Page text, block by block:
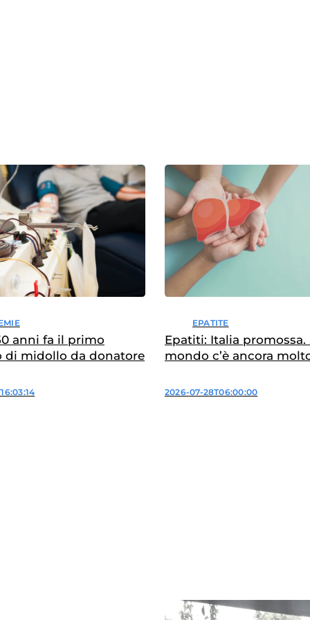
anni fa il primo
di midollo da donatore
EPATITE
Epatiti: Italia promossa.
mondo c’è ancora
2026-07-28T06:00:00